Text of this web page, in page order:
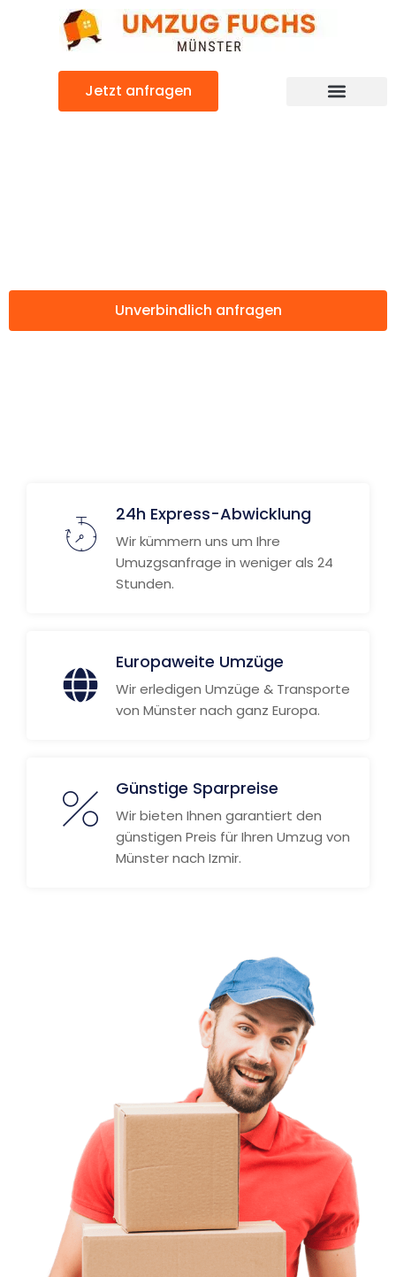
Jetzt anfragen
Unverbindlich anfragen
24h Express-Abwicklung
Wir kümmern uns um Ihre
Umuzgsanfrage in weniger als 24
Stunden.
Europaweite Umzüge
Wir erledigen Umzüge & Transporte
von Münster nach ganz Europa.
Günstige Sparpreise
Wir bieten Ihnen garantiert den
günstigen Preis für Ihren Umzug von
Münster nach Izmir.